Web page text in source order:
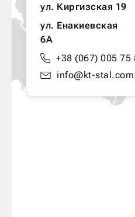
ул. Киргизская 19
ул. Енакиевская
6А
+38 (067) 005 75
info@kt-